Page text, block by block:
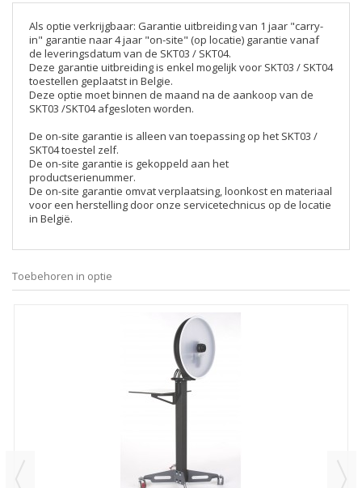
Als optie verkrijgbaar: Garantie uitbreiding van 1 jaar "carry-
in" garantie naar 4 jaar "on-site" (op locatie) garantie vanaf
de leveringsdatum van de SKT03 / SKT04.
Deze garantie uitbreiding is enkel mogelijk voor SKT03 / SKT04
toestellen geplaatst in Belgie.
Deze optie moet binnen de maand na de aankoop van de
SKT03 /SKT04 afgesloten worden.
De on-site garantie is alleen van toepassing op het SKT03 /
SKT04 toestel zelf.
De on-site garantie is gekoppeld aan het
productserienummer.
De on-site garantie omvat verplaatsing, loonkost en materiaal
voor een herstelling door onze servicetechnicus op de locatie
in België.
Toebehoren in optie